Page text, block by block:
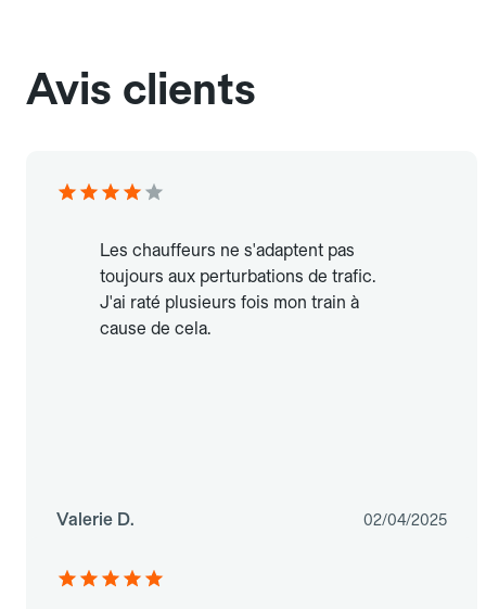
Avis clients
Les chauffeurs ne s'adaptent pas
toujours aux perturbations de trafic.
J'ai raté plusieurs fois mon train à
cause de cela.
Valerie D. 02/04/2025